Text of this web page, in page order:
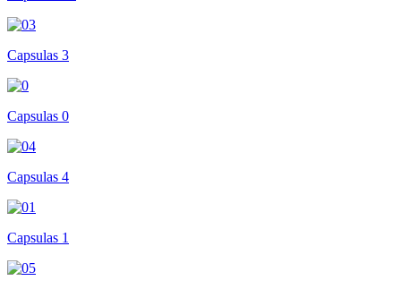
Capsulas 3
Capsulas 0
Capsulas 4
Capsulas 1